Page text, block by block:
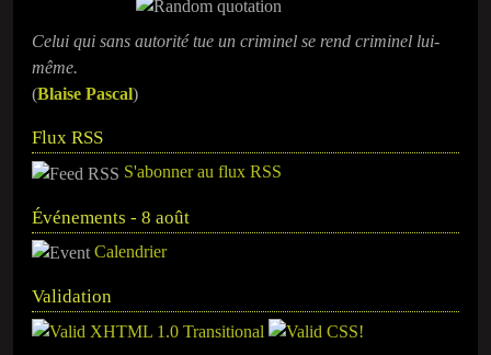
Celui qui sans autorité tue un criminel se rend criminel lui-
même.
(Blaise Pascal)
Flux RSS
S'abonner au flux RSS
Événements - 8 août
Calendrier
Validation